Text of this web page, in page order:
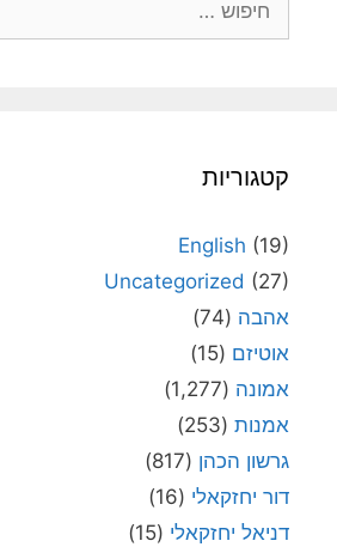
קטגוריות
English (19)
Uncategorized (27)
אהבה (74)
אוטיזם (15)
אמונה (1,277)
אמנות (253)
גרשון הכהן (817)
דור יחזקאלי (16)
דניאל יחזקאלי (15)